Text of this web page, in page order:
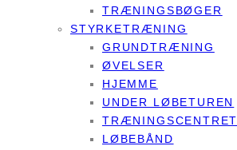
TRÆNINGSBØGER
STYRKETRÆNING
GRUNDTRÆNING
ØVELSER
HJEMME
UNDER LØBETUREN
TRÆNINGSCENTRET
LØBEBÅND